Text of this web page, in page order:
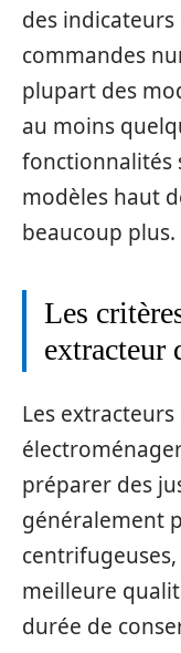
des indicateurs
commandes
plupart des
au moins
fonctionnalités
modèles haut
beaucoup plus.
Les
extracteur
Les
préparer des
généralement
meilleure
durée de